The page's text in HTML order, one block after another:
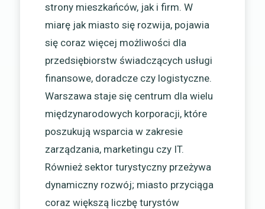
strony mieszkańców, jak i firm. W
miarę jak miasto się rozwija, pojawia
się coraz więcej możliwości dla
przedsiębiorstw świadczących usługi
finansowe, doradcze czy logistyczne.
Warszawa staje się centrum dla wielu
międzynarodowych korporacji, które
poszukują wsparcia w zakresie
zarządzania, marketingu czy IT.
Również sektor turystyczny przeżywa
dynamiczny rozwój; miasto przyciąga
coraz większą liczbę turystów